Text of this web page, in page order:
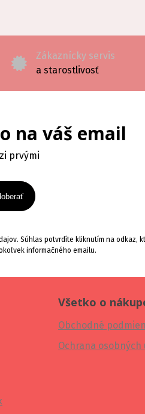
Zákaznícky servis
a starostlivosť
na váš email
prvými
Súhlas potvrdíte kliknutím na odkaz,
informačného emailu.
Všetko o
Obchodné
Ochrana osobných